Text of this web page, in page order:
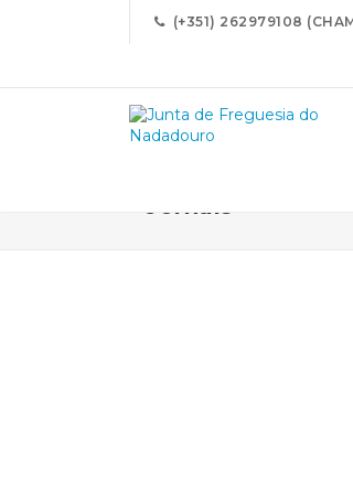
(+351) 262979108
Jornais